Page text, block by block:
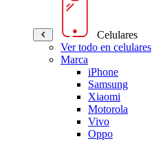
Celulares
Ver todo en celulares
Marca
iPhone
Samsung
Xiaomi
Motorola
Vivo
Oppo